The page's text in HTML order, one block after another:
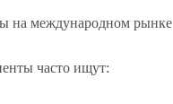
на международном рынке
часто ищут: